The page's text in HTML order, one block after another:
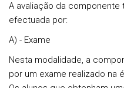
A avaliação da
efectuada por:
A) - Exame
Nesta modalidade, a
por um exame realizado na